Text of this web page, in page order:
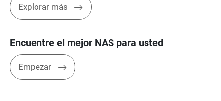
Explorar más
Encuentre el mejor NAS para usted
Empezar